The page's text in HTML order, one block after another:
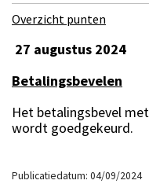
Overzicht punten
27 augustus 2024
Betalingsbevelen
Het betalingsbevel
wordt goedgekeurd.
Publicatiedatum: 04/09/2024